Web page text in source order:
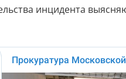
инцидента